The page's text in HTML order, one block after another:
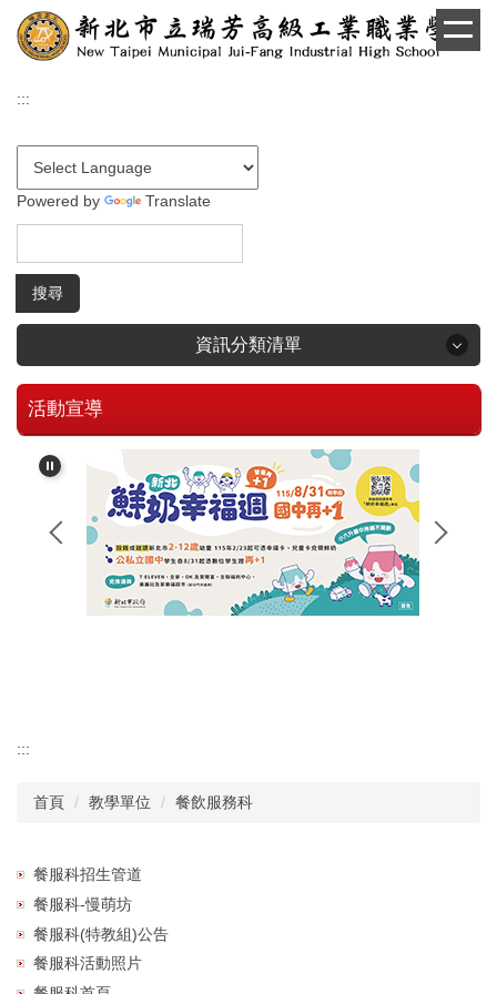
跳
到
內
:::
Powered by Translate
搜尋
資訊分類清單
回首頁
學生和家長專區
招生專區
校長簡介
其他單位
請購系統
檔案下載
活動宣導
:::
首頁 教學單位 餐飲服務科
餐服科招生管道
餐服科-慢萌坊
餐服科(特教組)公告
餐服科活動照片